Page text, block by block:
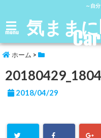
～自
menu 気まま
ホーム >
2018/04/29